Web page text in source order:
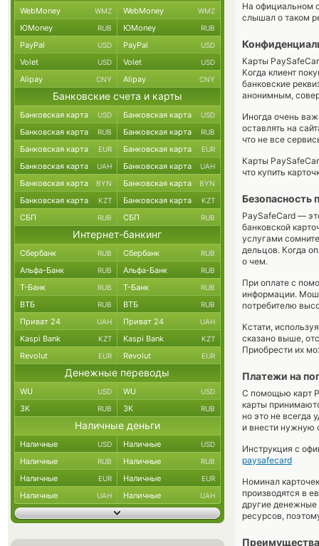
На официальном
слышал о таком
Карты
Когда клиент
банковские
анонимным,
Иногда очень
оставлять на
что не все
Карты
что купить
Безопасность
PaySafeCard —
банковской
услугами
дельцов. Когда
о чем.
При оплате с
информации.
потребителю
Кстати,
сказано выше,
Приобрести их
Платежи на
С помощью карт
карты
но это не всегда
и внести нужную
Инструкция с
paysafecard
Номинал
производятся в
другие денежные
ресурсов,
WebMoney WMZ WebMoney WMZ
ЮMoney RUB ЮMoney RUB
PayPal USD PayPal USD
Volet USD Volet USD
Alipay CNY Alipay CNY
Банковские счета и карты
Банковская карта USD Банковская карта USD
Банковская карта RUB Банковская карта RUB
Банковская карта EUR Банковская карта EUR
Банковская карта UAH Банковская карта UAH
Банковская карта BYN Банковская карта BYN
Банковская карта KZT Банковская карта KZT
СБП RUB СБП RUB
Интернет-банкинг
Сбербанк RUB Сбербанк RUB
Альфа-Банк RUB Альфа-Банк RUB
Т-Банк RUB Т-Банк RUB
ВТБ RUB ВТБ RUB
Приват 24 UAH Приват 24 UAH
Kaspi Bank KZT Kaspi Bank KZT
Revolut EUR Revolut EUR
Денежные переводы
WU USD WU USD
ЗК RUB ЗК RUB
Наличные деньги
Наличные USD Наличные USD
Наличные RUB Наличные RUB
Наличные EUR Наличные EUR
Наличные UAH Наличные UAH